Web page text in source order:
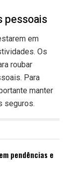
pessoais
em
Os
roubar
Para
manter
seguros.
pendências e